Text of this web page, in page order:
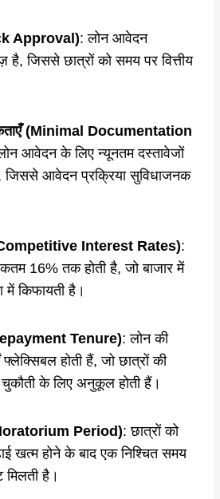
Approval): लोन आवेदन
जिससे छात्रों को समय पर वित्तीय
(Minimal Documentation
आवेदन के लिए न्यूनतम दस्तावेजों
जिससे आवेदन प्रक्रिया सुविधाजनक
(Competitive Interest Rates):
16% तक होती है, जो बाजार में
में किफायती है।
Tenure): लोन की
होती हैं, जो छात्रों की
के लिए अनुकूल होती हैं।
Period): छात्रों को
खत्म होने के बाद एक निश्चित समय
है।